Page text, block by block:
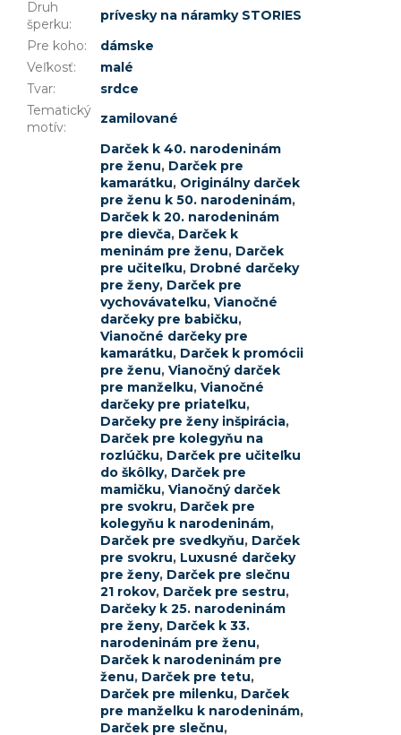
Druh
šperku:
prívesky na náramky STORIES
Pre koho:
dámske
Veľkosť:
malé
Tvar:
srdce
Tematický
motív:
zamilované
Darček k 40. narodeninám
pre ženu, Darček pre
kamarátku, Originálny darček
pre ženu k 50. narodeninám,
Darček k 20. narodeninám
pre dievča, Darček k
meninám pre ženu, Darček
pre učiteľku, Drobné darčeky
pre ženy, Darček pre
vychovávateľku, Vianočné
darčeky pre babičku,
Vianočné darčeky pre
kamarátku, Darček k promócii
pre ženu, Vianočný darček
pre manželku, Vianočné
darčeky pre priateľku,
Darčeky pre ženy inšpirácia,
Darček pre kolegyňu na
rozlúčku, Darček pre učiteľku
do škôlky, Darček pre
mamičku, Vianočný darček
pre svokru, Darček pre
kolegyňu k narodeninám,
Darček pre svedkyňu, Darček
pre svokru, Luxusné darčeky
pre ženy, Darček pre slečnu
21 rokov, Darček pre sestru,
Darčeky k 25. narodeninám
pre ženy, Darček k 33.
narodeninám pre ženu,
Darček k narodeninám pre
ženu, Darček pre tetu,
Darček pre milenku, Darček
pre manželku k narodeninám,
Darček pre slečnu,